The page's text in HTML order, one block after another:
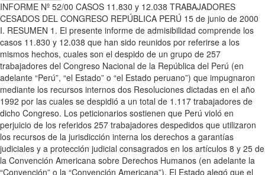
INFORME Nº 52/00 CASOS 11.830 y 12.038 TRABAJADORES
CESADOS DEL CONGRESO REPÚBLICA PERÚ 15 de junio de 2000
I. RESUMEN 1. El presente informe de admisibilidad comprende los
casos 11.830 y 12.038 que han sido reunidos por referirse a los
mismos hechos, cuales son el despido de un grupo de 257
trabajadores del Congreso Nacional de la República del Perú (en
adelante “Perú”, “el Estado” o “el Estado peruano”) que impugnaron
mediante los recursos internos dos Resoluciones dictadas en el año
1992 por las cuales se despidió a un total de 1.117 trabajadores de
dicho Congreso. Los peticionarios sostienen que Perú violó en
perjuicio de los referidos 257 trabajadores despedidos que utilizaron
los recursos de la jurisdicción interna los derechos a garantías
judiciales y a protección judicial consagrados en los artículos 8 y 25 de
la Convención Americana sobre Derechos Humanos (en adelante la
“Convención” o la “Convención Americana”). El Estado alegó que el